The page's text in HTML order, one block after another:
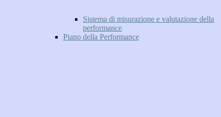
Sistema di misurazione e valutazione della
performance
Piano della Performance